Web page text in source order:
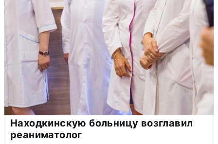
Находкинскую больницу возглавил
реаниматолог